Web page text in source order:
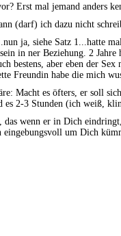
Erst mal jemand anders
(darf) ich dazu nicht
ja, siehe Satz 1...hatte
in ner Beziehung. 2
bestens, aber eben der
Freundin habe die mich
Macht es öfters, er soll
es 2-3 Stunden (ich weiß,
das wenn er in Dich
eingebungsvoll um Dich